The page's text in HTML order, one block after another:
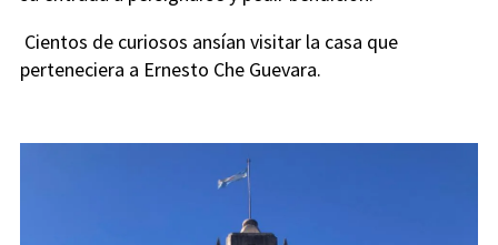
Cientos de curiosos ansían visitar la casa que
perteneciera a Ernesto Che Guevara.